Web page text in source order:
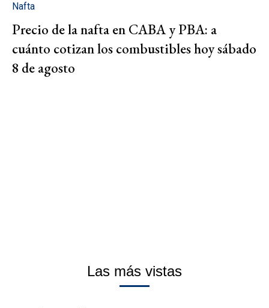
Nafta
Precio de la nafta en CABA y PBA: a
cuánto cotizan los combustibles hoy sábado
8 de agosto
Las más vistas